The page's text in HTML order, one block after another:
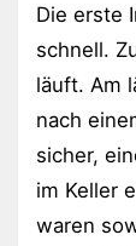
Die erste
schnell.
läuft. Am
nach
sicher,
im Keller
waren